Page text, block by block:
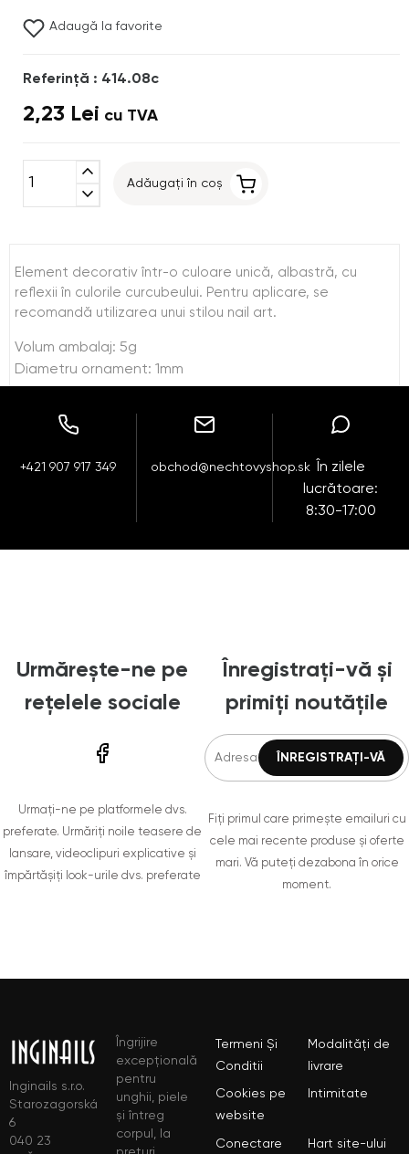
Adaugă la favorite
Referinţă : 414.08c
2,23 Lei cu TVA
expand_less
expand_more
Adăugați în coș
Element decorativ într-o culoare unică, albastră, cu
reflexii în culorile curcubeului. Pentru aplicare, se
recomandă utilizarea unui stilou nail art.
Volum ambalaj: 5g
Diametru ornament: 1mm
+421 907 917 349 obchod@nechtovyshop.sk
În zilele
lucrătoare:
8:30-17:00
Urmărește-ne pe
rețelele sociale
Urmați-ne pe platformele dvs.
preferate. Urmăriți noile teasere de
lansare, videoclipuri explicative și
împărtășiți look-urile dvs. preferate
Înregistrați-vă și
primiți noutățile
Fiți primul care primește emailuri cu
cele mai recente produse și oferte
mari. Vă puteți dezabona în orice
moment.
Inginails s.r.o.
Starozagorská
6
040 23
Îngrijire
excepțională
pentru
unghii, piele
și întreg
corpul, la
Termeni Și
Conditii
Modalități de
livrare
Cookies pe
website
Intimitate
Conectare Hart site-ului